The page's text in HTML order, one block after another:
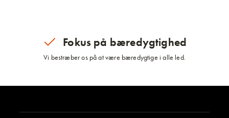
Fokus på bæredygtighed
Vi bestræber os på at være bæredygtige i alle led.